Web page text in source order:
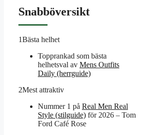
Snabböversikt
1Bästa helhet
Topprankad som bästa
helhetsval av Mens Outfits
Daily (herrguide)
2Mest attraktiv
Nummer 1 på Real Men Real
Style (stilguide) för 2026 – Tom
Ford Café Rose